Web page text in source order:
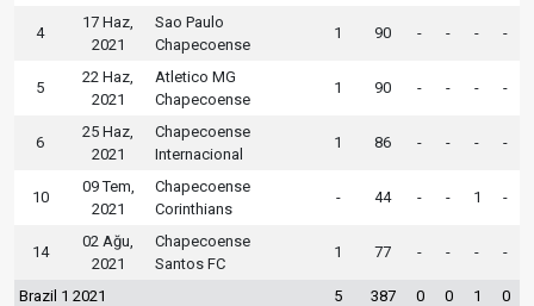
4
17 Haz,
2021
Sao Paulo
Chapecoense
1 90 - - - -
5
22 Haz,
2021
Atletico MG
Chapecoense
1 90 - - - -
6
25 Haz,
2021
Chapecoense
Internacional
1 86 - - - -
10
09 Tem,
2021
Chapecoense
Corinthians
- 44 - - 1 -
14
02 Ağu,
2021
Chapecoense
Santos FC
1 77 - - - -
Brazil 1 2021 5 387 0 0 1 0